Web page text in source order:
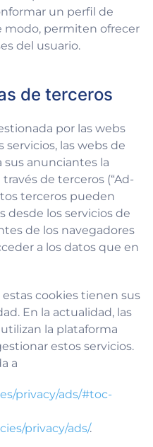
un perfil de
modo, permiten ofrecer
del usuario.
de terceros
por las webs
servicios, las webs de
sus anunciantes la
de terceros (“Ad-
terceros pueden
desde los servicios de
de los navegadores
a los datos que en
cookies tienen sus
En la actualidad, las
la plataforma
estos servicios.
a
privacy/ads/#toc-
privacy/ads/.